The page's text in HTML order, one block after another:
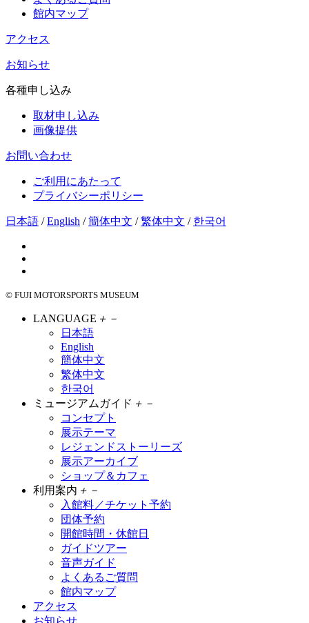
館内マップ
アクセス
お知らせ
各種申し込み
取材申し込み
画像提供
お問い合わせ
ご利用にあたって
プライバシーポリシー
日本語 /English /簡体中文 /繁体中文 / 한국어
© FUJI MOTORSPORTS MUSEUM
LANGUAGE ＋ －
日本語
English
簡体中文
繁体中文
한국어
ミュージアムガイド ＋ －
コンセプト
展示テーマ
レジェンドストーリーズ
展示アーカイブ
ショップ＆カフェ
利用案内 ＋ －
入館料／チケット予約
団体予約
開館時間・休館日
ガイドツアー
音声ガイド
よくあるご質問
館内マップ
アクセス